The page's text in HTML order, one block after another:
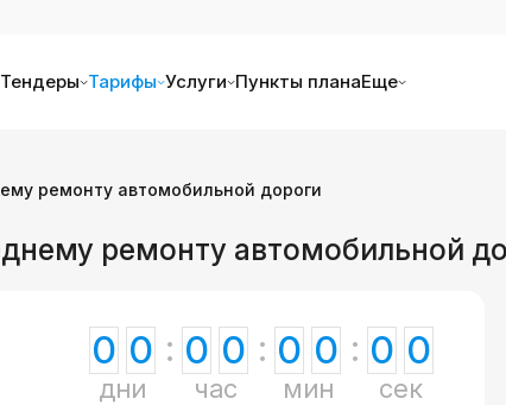
Тендеры Тарифы Услуги Пункты планаЕще
ремонту автомобильной дороги
ремонту автомобильной
0 0
дни
0 0
час
0 0
мин
0 0
сек